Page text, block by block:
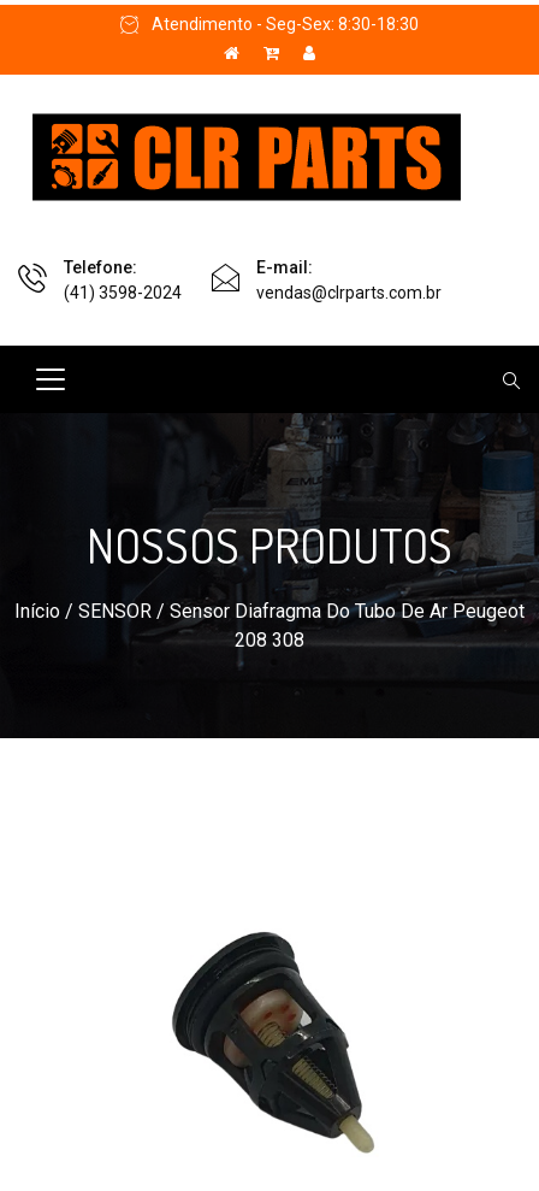
Atendimento - Seg-Sex: 8:30-18:30
Telefone:
(41) 3598-2024
E-mail:
vendas@clrparts.com.br
NOSSOS PRODUTOS
Início / SENSOR / Sensor Diafragma Do Tubo De Ar Peugeot
208 308